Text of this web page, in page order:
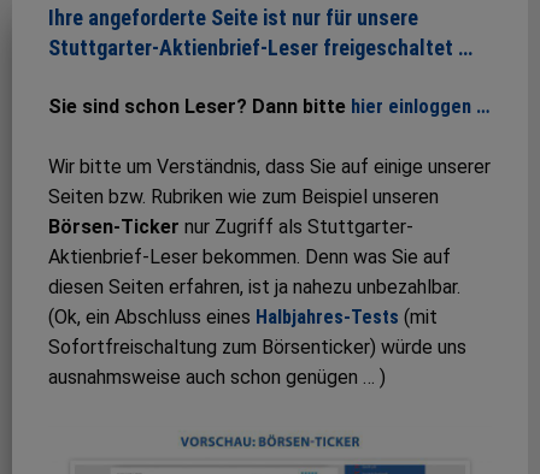
Ihre angeforderte Seite ist nur für unsere
Stuttgarter-Aktienbrief-Leser freigeschaltet …
Sie sind schon Leser? Dann bitte hier einloggen …
Wir bitte um Verständnis, dass Sie auf einige unserer
Seiten bzw. Rubriken wie zum Beispiel unseren
Börsen-Ticker nur Zugriff als Stuttgarter-
Aktienbrief-Leser bekommen. Denn was Sie auf
diesen Seiten erfahren, ist ja nahezu unbezahlbar.
(Ok, ein Abschluss eines Halbjahres-Tests (mit
Sofortfreischaltung zum Börsenticker) würde uns
ausnahmsweise auch schon genügen … )